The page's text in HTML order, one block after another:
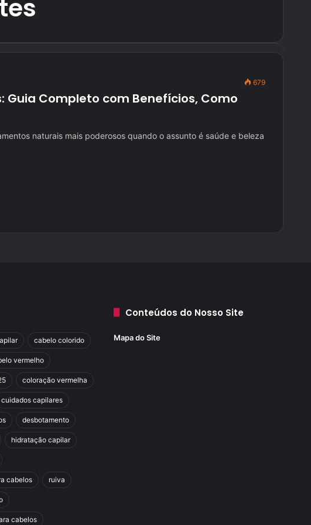
679
Guia Completo com Benefícios, Como
naturais mais poderosos quando o assunto é saúde e beleza
cabelo colorido
vermelho
coloração vermelha
cuidados capilares
desbotamento
hidratação capilar
cabelos ruiva
cabelos
Conteúdos do Nosso Site
Mapa do Site